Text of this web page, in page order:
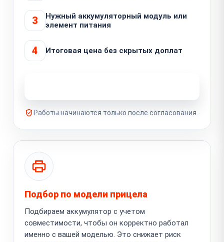
3
Нужный аккумуляторный модуль или
элемент питания
4 Итоговая цена без скрытых доплат
Работы начинаются только после согласования.
Подбор по модели прицела
Подбираем аккумулятор с учетом
совместимости, чтобы он корректно работал
именно с вашей моделью. Это снижает риск